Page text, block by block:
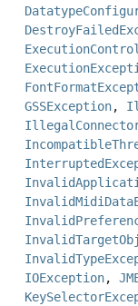
GSSException,
IOException,